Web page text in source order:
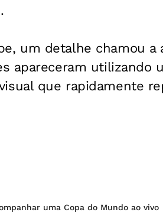
um detalhe chamou
apareceram utilizando
que rapidamente
uma Copa do Mundo ao vivo